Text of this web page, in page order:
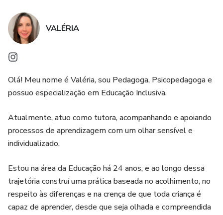
✅ Atividades testadas e pensadas no desenvolvimento
integral do aluno.
R$ 8,00!
VALÉRIA
Olá! Meu nome é Valéria, sou Pedagoga, Psicopedagoga e
possuo especialização em Educação Inclusiva.
Atualmente, atuo como tutora, acompanhando e apoiando
processos de aprendizagem com um olhar sensível e
individualizado.
Estou na área da Educação há 24 anos, e ao longo dessa
trajetória construí uma prática baseada no acolhimento, no
respeito às diferenças e na crença de que toda criança é
capaz de aprender, desde que seja olhada e compreendida